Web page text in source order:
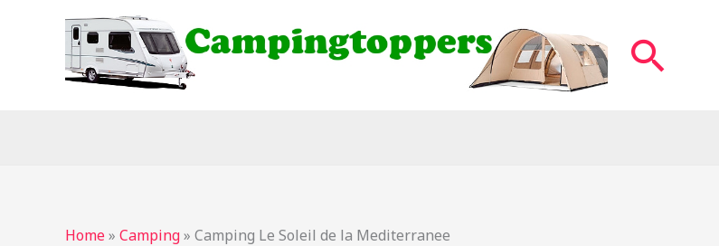
Home» Camping» Camping Le Soleil de la Mediterranee